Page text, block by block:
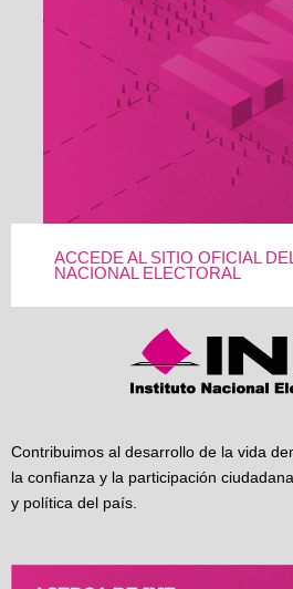
ACCEDE AL SITIO OFICIAL
NACIONAL ELECTORAL
Contribuimos al desarrollo de la vida
la confianza y la participación
y política del país.